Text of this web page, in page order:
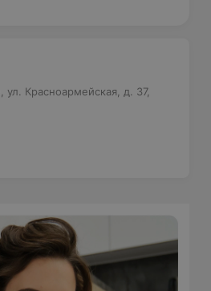
ул. Красноармейская, д. 37,